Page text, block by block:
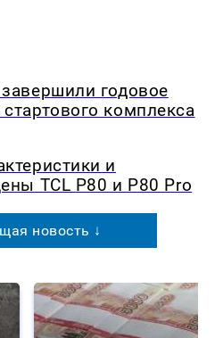
годовое
комплекса
и
TCL P80 и P80 Pro
новость ↓